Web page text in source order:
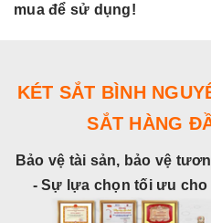
mua để sử dụng!
KÉT SẮT BÌNH
SẮT HÀNG
Bảo vệ tài sản, bảo vệ
- Sự lựa chọn tối ưu cho